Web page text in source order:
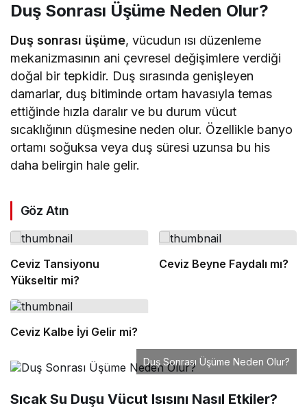
Duş Sonrası Üşüme Neden Olur?
Duş sonrası üşüme, vücudun ısı düzenleme
mekanizmasının ani çevresel değişimlere verdiği
doğal bir tepkidir. Duş sırasında genişleyen
damarlar, duş bitiminde ortam havasıyla temas
ettiğinde hızla daralır ve bu durum vücut
sıcaklığının düşmesine neden olur. Özellikle banyo
ortamı soğuksa veya duş süresi uzunsa bu his
daha belirgin hale gelir.
Göz Atın
Ceviz Tansiyonu
Yükseltir mi?
Ceviz Beyne Faydalı mı?
Ceviz Kalbe İyi Gelir mi?
Duş Sonrası Üşüme Neden Olur?
Sıcak Su Duşu Vücut Isısını Nasıl Etkiler?